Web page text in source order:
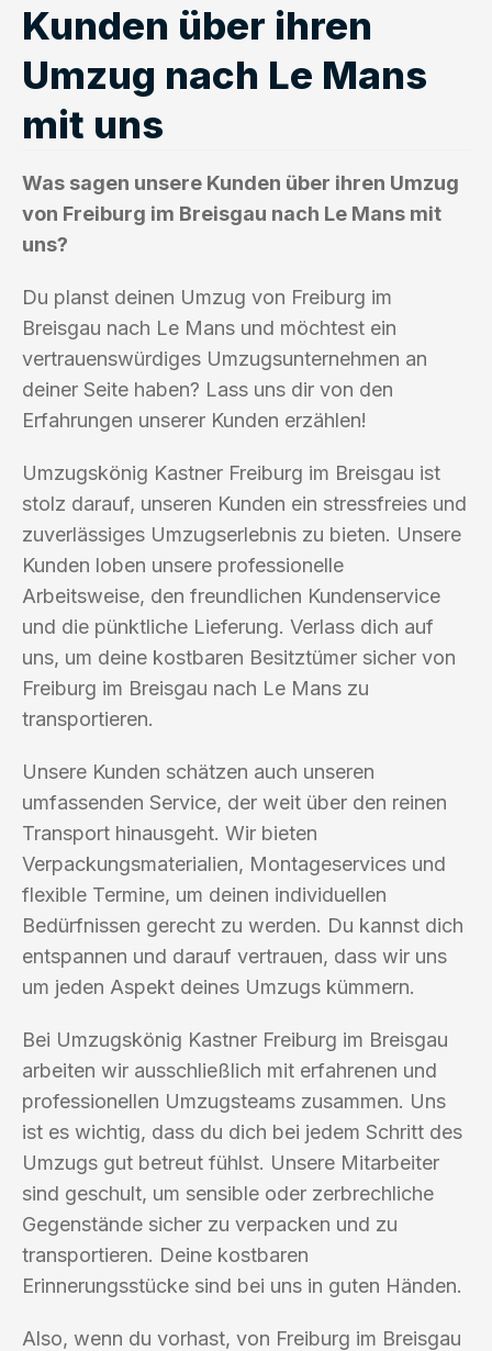
Kunden über ihren
Umzug nach Le Mans
mit uns
Was sagen unsere Kunden über ihren Umzug
von Freiburg im Breisgau nach Le Mans mit
uns?
Du planst deinen Umzug von Freiburg im
Breisgau nach Le Mans und möchtest ein
vertrauenswürdiges Umzugsunternehmen an
deiner Seite haben? Lass uns dir von den
Erfahrungen unserer Kunden erzählen!
Umzugskönig Kastner Freiburg im Breisgau ist
stolz darauf, unseren Kunden ein stressfreies und
zuverlässiges Umzugserlebnis zu bieten. Unsere
Kunden loben unsere professionelle
Arbeitsweise, den freundlichen Kundenservice
und die pünktliche Lieferung. Verlass dich auf
uns, um deine kostbaren Besitztümer sicher von
Freiburg im Breisgau nach Le Mans zu
transportieren.
Unsere Kunden schätzen auch unseren
umfassenden Service, der weit über den reinen
Transport hinausgeht. Wir bieten
Verpackungsmaterialien, Montageservices und
flexible Termine, um deinen individuellen
Bedürfnissen gerecht zu werden. Du kannst dich
entspannen und darauf vertrauen, dass wir uns
um jeden Aspekt deines Umzugs kümmern.
Bei Umzugskönig Kastner Freiburg im Breisgau
arbeiten wir ausschließlich mit erfahrenen und
professionellen Umzugsteams zusammen. Uns
ist es wichtig, dass du dich bei jedem Schritt des
Umzugs gut betreut fühlst. Unsere Mitarbeiter
sind geschult, um sensible oder zerbrechliche
Gegenstände sicher zu verpacken und zu
transportieren. Deine kostbaren
Erinnerungsstücke sind bei uns in guten Händen.
Also, wenn du vorhast, von Freiburg im Breisgau